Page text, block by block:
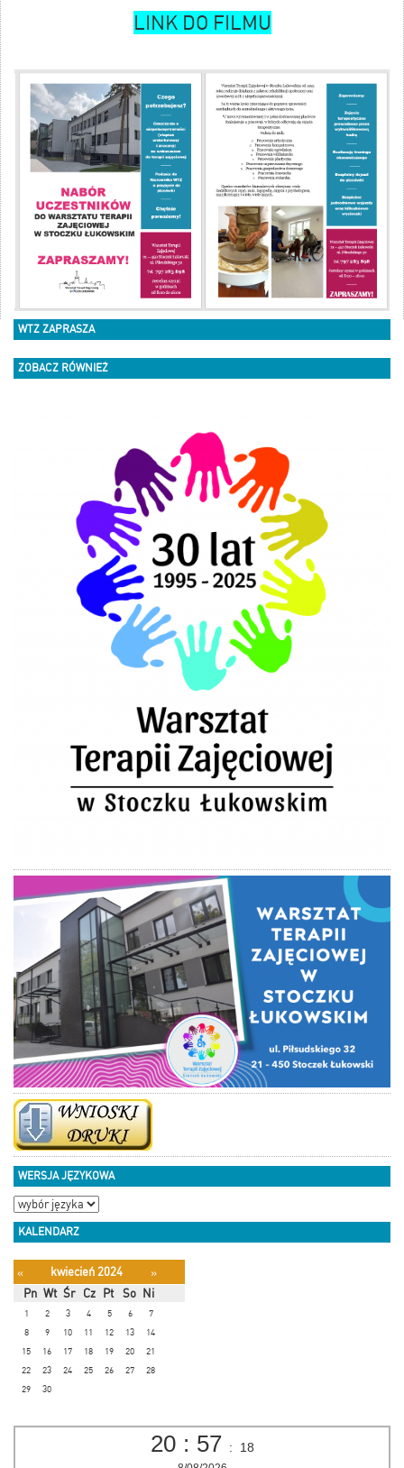
LINK DO FILMU
WTZ ZAPRASZA
ZOBACZ RÓWNIEŻ
WERSJA JĘZYKOWA
KALENDARZ
« kwiecień 2024
»
Pn Wt Śr Cz Pt So Ni
1 2 3 4 5 6
7
8
9 10 11 12 13
14
15
16 17 18 19 20
21
22
23 24 25 26 27
28
29
30
20 : 57 : 18